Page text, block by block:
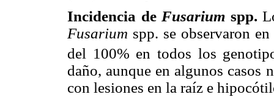
Incidencia de Fusarium spp.
Fusarium spp. se observaron
del 100% en todos los
daño, aunque en algunos casos
con lesiones en la raíz e